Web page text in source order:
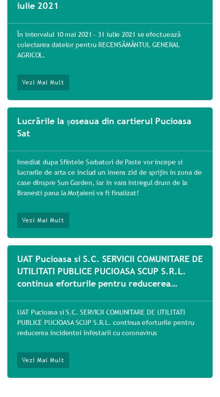
iulie 2021
În intervalul 10 mai 2021 - 31 iulie 2021 se efectuează
colectarea datelor pentru RECENSĂMÂNTUL GENERAL
AGRICOL.
Vezi Mai Mult
Lucrările la șoseaua din cartierul Pucioasa
Sat
Imediat dupa Sfintele Sarbatori de Paste vor incepe si
lucrarile de arta ce includ un imens zid de sprijin in zona de
case dinspre Sun Garden, iar in vara intregul drum de la
Branesti pana la Moțaieni va fi finalizat!
Vezi Mai Mult
UAT Pucioasa si S.C. SERVICII COMUNITARE DE
UTILITATI PUBLICE PUCIOASA SCUP S.R.L.
continua eforturile pentru reducerea
UAT Pucioasa si S.C. SERVICII COMUNITARE DE UTILITATI
PUBLICE PUCIOASA SCUP S.R.L. continua eforturile pentru
reducerea incidentei infestarii cu coronavirus
Vezi Mai Mult